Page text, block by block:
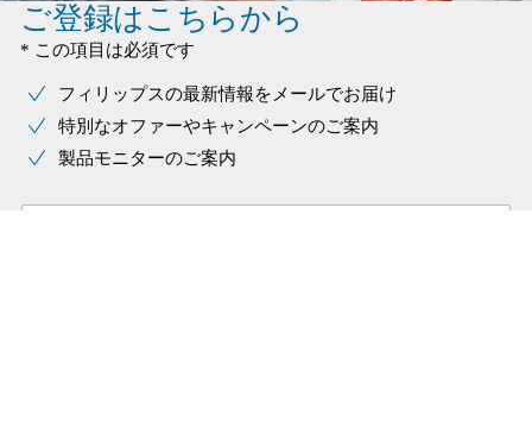
ご登録はこちらから
* この項目は必須です
フィリップスの最新情報をメールでお届け
特別なオファーやキャンペーンのご案内
製品モニターのご案内